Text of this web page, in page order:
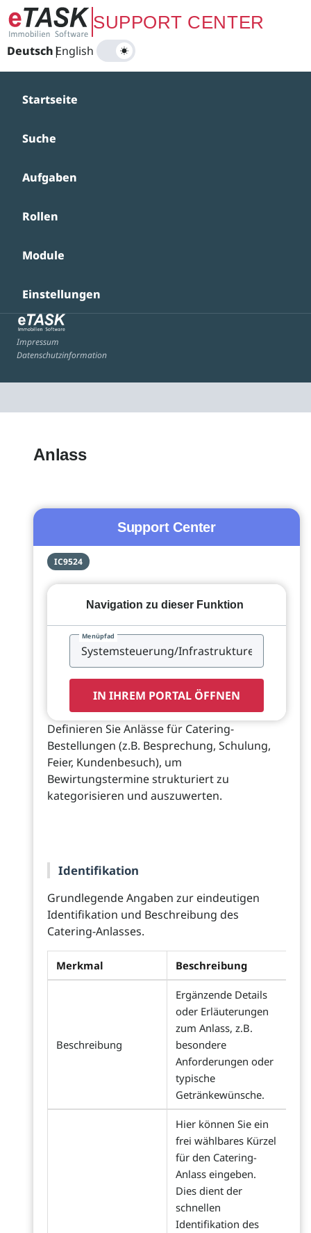
Zum Hauptinhalt springenSUPPORT CENTER
Deutsch|
English
Startseite
Suche
Aufgaben
Rollen
Module
Einstellungen
Impressum
Datenschutzinformation
Anlass
Support Center
IC9524
Navigation zu dieser Funktion
Menüpfad
IN IHREM PORTAL ÖFFNEN
Definieren Sie Anlässe für Catering-
Bestellungen (z.B. Besprechung, Schulung,
Feier, Kundenbesuch), um
Bewirtungstermine strukturiert zu
kategorisieren und auszuwerten.
Identifikation
Grundlegende Angaben zur eindeutigen
Identifikation und Beschreibung des
Catering-Anlasses.
Merkmal Beschreibung
Beschreibung
Ergänzende Details
oder Erläuterungen
zum Anlass, z.B.
besondere
Anforderungen oder
typische
Getränkewünsche.
Hier können Sie ein
frei wählbares Kürzel
für den Catering-
Anlass eingeben.
Dies dient der
schnellen
Identifikation des